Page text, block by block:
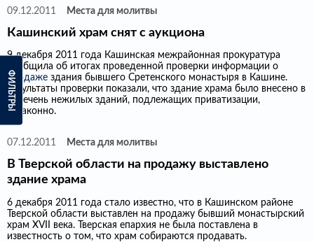
ФИЛЬТРЫ
09.12.2011 Места для молитвы
Кашинский храм снят с аукциона
9 декабря 2011 года Кашинская межрайонная прокуратура
сообщила об итогах проведенной проверки информации о
продаже здания бывшего Сретенского монастыря в Кашине.
Результаты проверки показали, что здание храма было внесено в
перечень нежилых зданий, подлежащих приватизации,
незаконно.
07.12.2011 Места для молитвы
В Тверской области на продажу выставлено
здание храма
6 декабря 2011 года стало известно, что в Кашинском районе
Тверской области выставлен на продажу бывший монастырский
храм XVII века. Тверская епархия не была поставлена в
известность о том, что храм собираются продавать.